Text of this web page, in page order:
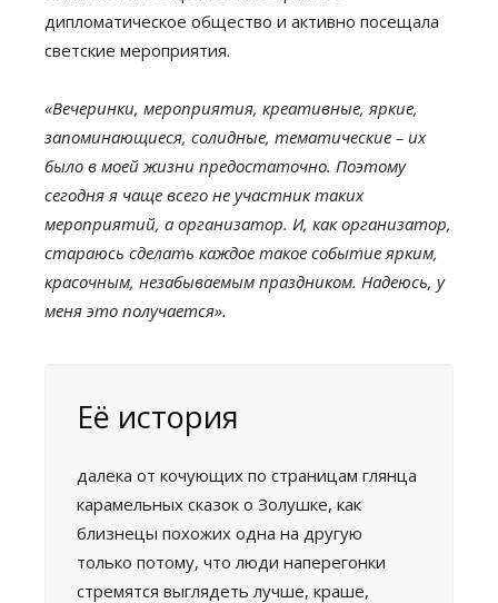
дипломатическое общество и активно посещала
светские мероприятия.
«Вечеринки, мероприятия, креативные, яркие,
запоминающиеся, солидные, тематические – их
было в моей жизни предостаточно. Поэтому
сегодня я чаще всего не участник таких
мероприятий, а организатор. И, как организатор,
стараюсь сделать каждое такое событие ярким,
красочным, незабываемым праздником. Надеюсь, у
меня это получается».
Её история
далека от кочующих по страницам глянца
карамельных сказок о Золушке, как
близнецы похожих одна на другую
только потому, что люди наперегонки
стремятся выглядеть лучше, краше,